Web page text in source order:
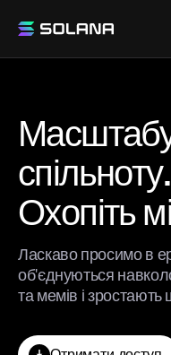
спільноту.
Охопіть
Ласкаво просимо в
об'єднуються
та мемів і